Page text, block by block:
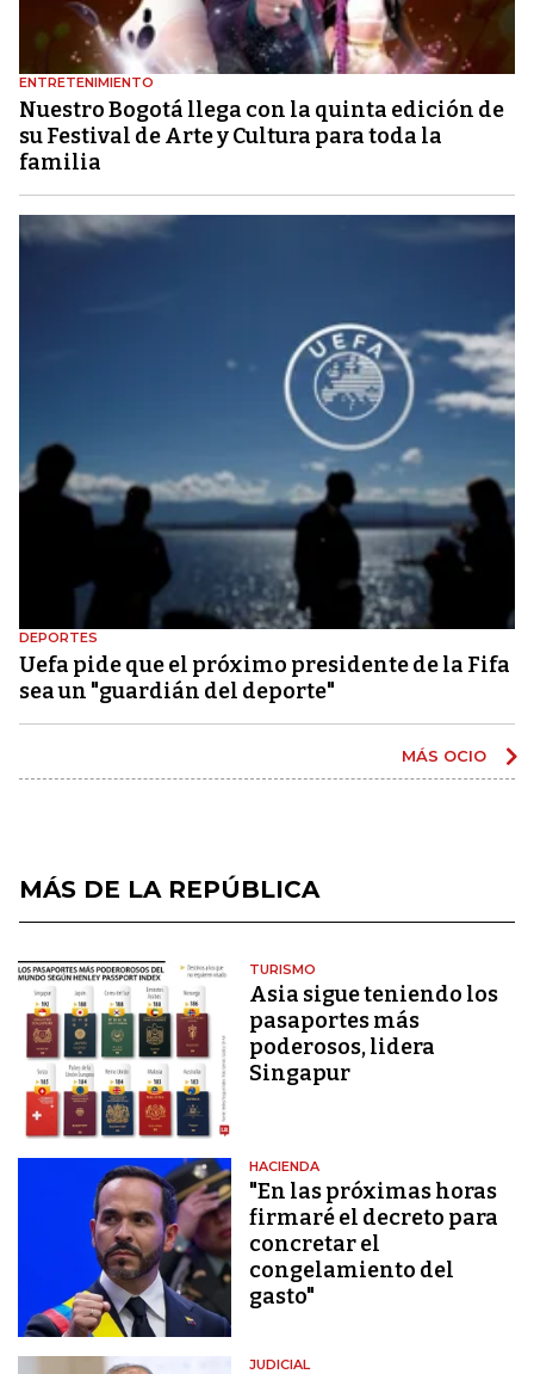
ENTRETENIMIENTO
Nuestro Bogotá llega con la quinta edición de
su Festival de Arte y Cultura para toda la
familia
DEPORTES
Uefa pide que el próximo presidente de la Fifa
sea un "guardián del deporte"
MÁS OCIO
MÁS DE LA REPÚBLICA
TURISMO
Asia sigue teniendo los
pasaportes más
poderosos, lidera
Singapur
HACIENDA
"En las próximas horas
firmaré el decreto para
concretar el
congelamiento del
gasto"
JUDICIAL